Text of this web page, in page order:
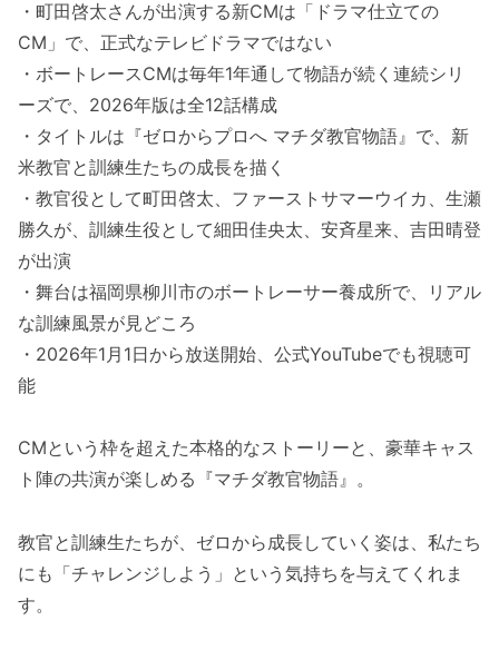
・町田啓太さんが出演する新CMは「ドラマ仕立ての
CM」で、正式なテレビドラマではない
・ボートレースCMは毎年1年通して物語が続く連続シリ
ーズで、2026年版は全12話構成
・タイトルは『ゼロからプロへ マチダ教官物語』で、新
米教官と訓練生たちの成長を描く
・教官役として町田啓太、ファーストサマーウイカ、生瀬
勝久が、訓練生役として細田佳央太、安斉星来、吉田晴登
が出演
・舞台は福岡県柳川市のボートレーサー養成所で、リアル
な訓練風景が見どころ
・2026年1月1日から放送開始、公式YouTubeでも視聴可
能
CMという枠を超えた本格的なストーリーと、豪華キャス
ト陣の共演が楽しめる『マチダ教官物語』。
教官と訓練生たちが、ゼロから成長していく姿は、私たち
にも「チャレンジしよう」という気持ちを与えてくれま
す。